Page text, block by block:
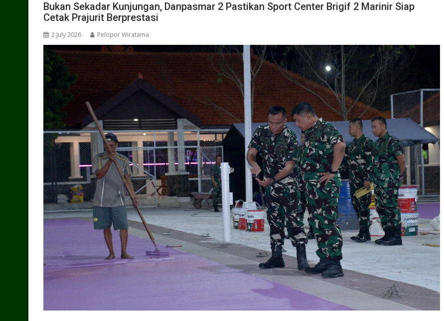
Bukan Sekadar Kunjungan, Danpasmar 2 Pastikan Sport Center Brigif 2 Marinir Siap
Cetak Prajurit Berprestasi
2 July 2026 Pelopor Wiratama